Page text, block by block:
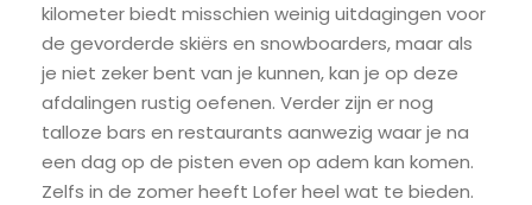
kilometer biedt misschien weinig uitdagingen voor
de gevorderde skiërs en snowboarders, maar als
je niet zeker bent van je kunnen, kan je op deze
afdalingen rustig oefenen. Verder zijn er nog
talloze bars en restaurants aanwezig waar je na
een dag op de pisten even op adem kan komen.
Zelfs in de zomer heeft Lofer heel wat te bieden.